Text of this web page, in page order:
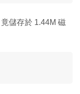
儲存於 1.44M 磁